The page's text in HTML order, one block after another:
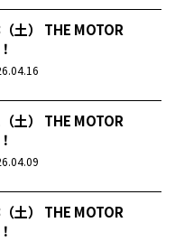
土） THE MOTOR
土） THE MOTOR
土） THE MOTOR